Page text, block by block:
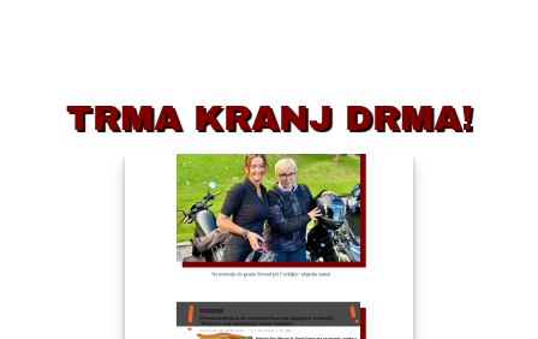
TRMA KRANJ DRMA!